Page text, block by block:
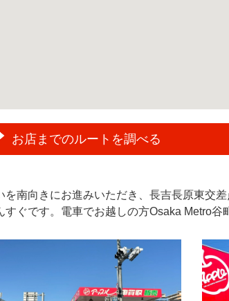
お店までのルートを調べる
南向きにお進みいただき、長吉長原東交
すぐです。電車でお越しの方Osaka Metro